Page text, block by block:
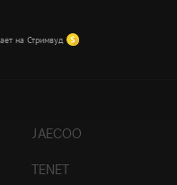
JAECOO
TENET
на Стримвуд